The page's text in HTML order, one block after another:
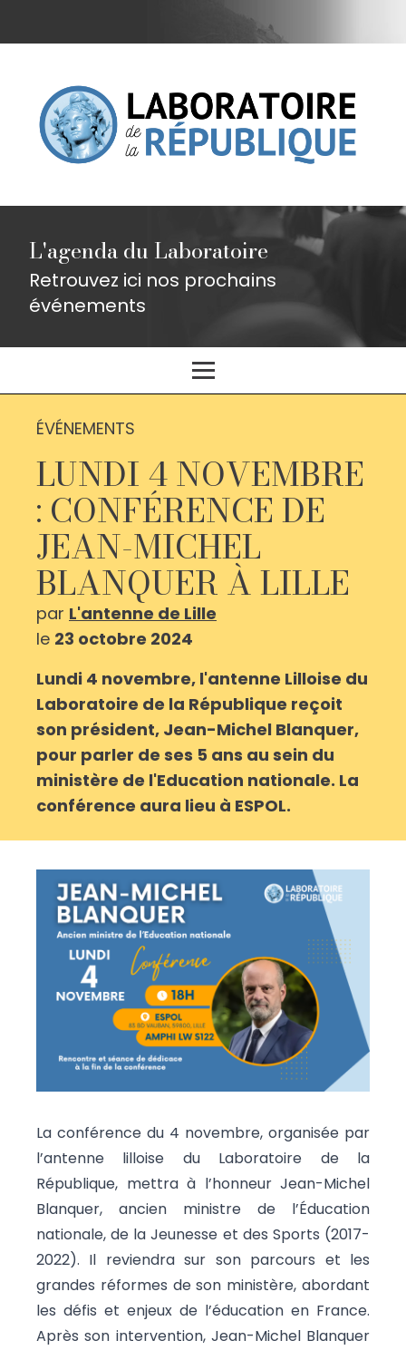
L'agenda du Laboratoire
Retrouvez ici nos prochains
événements
ÉVÉNEMENTS
LUNDI 4 NOVEMBRE
: CONFÉRENCE DE
JEAN-MICHEL
BLANQUER À LILLE
par L'antenne de Lille
le 23 octobre 2024
Lundi 4 novembre, l'antenne Lilloise du
Laboratoire de la République reçoit
son président, Jean-Michel Blanquer,
pour parler de ses 5 ans au sein du
ministère de l'Education nationale. La
conférence aura lieu à ESPOL.
La conférence du 4 novembre, organisée par
l’antenne lilloise du Laboratoire de la
République, mettra à l’honneur Jean-Michel
Blanquer, ancien ministre de l’Éducation
nationale, de la Jeunesse et des Sports (2017-
2022). Il reviendra sur son parcours et les
grandes réformes de son ministère, abordant
les défis et enjeux de l’éducation en France.
Après son intervention, Jean-Michel Blanquer